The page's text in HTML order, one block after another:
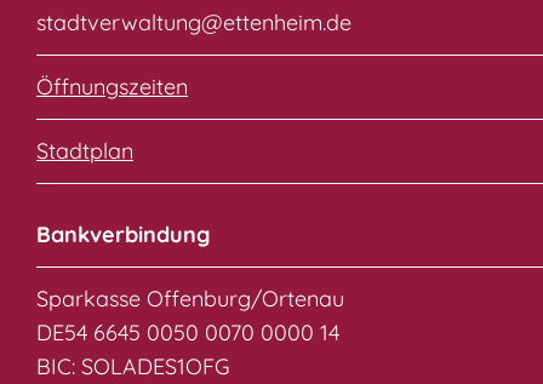
stadtverwaltung@ettenheim.de
Öffnungszeiten
Stadtplan
Bankverbindung
Sparkasse Offenburg/Ortenau
DE54 6645 0050 0070 0000 14
BIC: SOLADES1OFG